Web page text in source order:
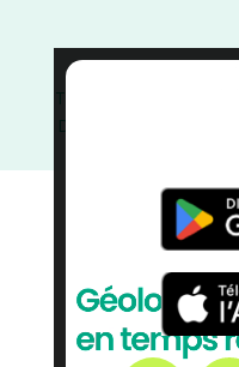
Trail
Distance Semi